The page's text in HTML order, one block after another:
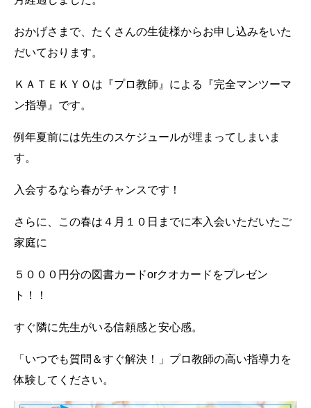
おかげさまで、たくさんの生徒様からお申し込みをいた
だいております。
ＫＡＴＥＫＹＯは『プロ教師』による『完全マンツーマ
ン指導』です。
例年夏前には先生のスケジュールが埋まってしまいま
す。
入会するなら春がチャンスです！
さらに、この春は４月１０日までに本入会いただいたご
家庭に
５０００円分の図書カードorクオカードをプレゼン
ト！！
すぐ隣に先生がいる信頼感と安心感。
「いつでも質問＆すぐ解決！」プロ教師の高い指導力を
体験してください。